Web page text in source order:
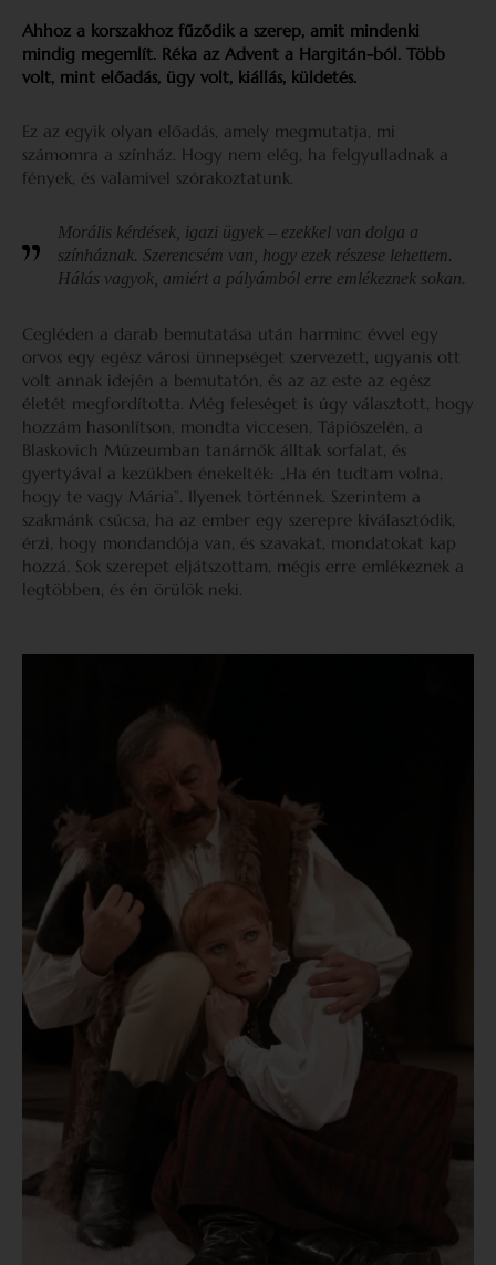
Ahhoz a korszakhoz fűződik a szerep, amit mindenki
mindig megemlít. Réka az Advent a Hargitán-ból. Több
volt, mint előadás, ügy volt, kiállás, küldetés.
Ez az egyik olyan előadás, amely megmutatja, mi
számomra a színház. Hogy nem elég, ha felgyulladnak a
fények, és valamivel szórakoztatunk.
Morális kérdések, igazi ügyek – ezekkel van dolga a
színháznak. Szerencsém van, hogy ezek részese lehettem.
Hálás vagyok, amiért a pályámból erre emlékeznek sokan.
Cegléden a darab bemutatása után harminc évvel egy
orvos egy egész városi ünnepséget szervezett, ugyanis ott
volt annak idején a bemutatón, és az az este az egész
életét megfordította. Még feleséget is úgy választott, hogy
hozzám hasonlítson, mondta viccesen. Tápiószelén, a
Blaskovich Múzeumban tanárnők álltak sorfalat, és
gyertyával a kezükben énekelték: „Ha én tudtam volna,
hogy te vagy Mária”. Ilyenek történnek. Szerintem a
szakmánk csúcsa, ha az ember egy szerepre kiválasztódik,
érzi, hogy mondandója van, és szavakat, mondatokat kap
hozzá. Sok szerepet eljátszottam, mégis erre emlékeznek a
legtöbben, és én örülök neki.